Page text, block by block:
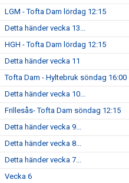
LGM - Tofta Dam lördag 12:15
Detta händer vecka 13...
HGH - Tofta Dam lördag 12:15
Detta händer vecka 11
Tofta Dam - Hyltebruk söndag 16:00
Detta händer vecka 10...
Frillesås- Tofta Dam söndag 12:15
Detta händer vecka 9...
Detta händer vecka 8...
Detta händer vecka 7...
Vecka 6